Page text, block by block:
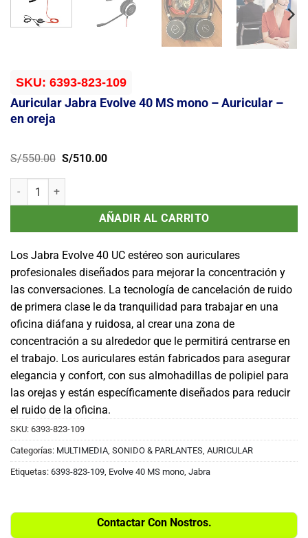
SKU: 6393-823-109
Auricular Jabra Evolve 40 MS mono – Auricular –
en oreja
S/550.00 El
original
S/510.00El
Auricular Jabra Evolve 40 MS mono - Auricular - en oreja cantidad
AÑADIR AL CARRITO
Los Jabra Evolve 40 UC estéreo son auriculares
profesionales diseñados para mejorar la concentración y
las conversaciones. La tecnología de cancelación de ruido
de primera clase le da tranquilidad para trabajar en una
oficina diáfana y ruidosa, al crear una zona de
concentración a su alrededor que le permitirá centrarse en
el trabajo. Los auriculares están fabricados para asegurar
elegancia y confort, con sus almohadillas de polipiel para
las orejas y están específicamente diseñados para reducir
el ruido de la oficina.
SKU: 6393-823-109
Categorías: MULTIMEDIA, SONIDO & PARLANTES, AURICULAR
Etiquetas: 6393-823-109, Evolve 40 MS mono, Jabra
Contactar Con Nostros.